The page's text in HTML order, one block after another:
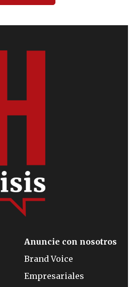
Anuncie con nosotros
Brand Voice
Empresariales